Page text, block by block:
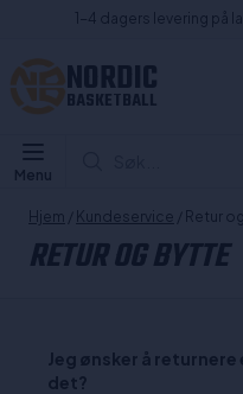
1-4 dagers levering på
NORDIC
BASKETBALL
Menu
Hjem / Kundeservice / Retur
RETUR OG BYTTE
Jeg ønsker å
det?